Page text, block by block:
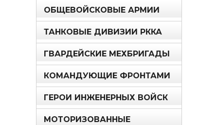
ОБЩЕВОЙСКОВЫЕ АРМИИ
ТАНКОВЫЕ ДИВИЗИИ РККА
ГВАРДЕЙСКИЕ МЕХБРИГАДЫ
КОМАНДУЮЩИЕ ФРОНТАМИ
ГЕРОИ ИНЖЕНЕРНЫХ ВОЙСК
МОТОРИЗОВАННЫЕ